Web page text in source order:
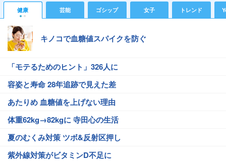
健康 芸能 ゴシップ 女子 トレンド
キノコで血糖値スパイクを防ぐ
「モテるためのヒント」326人に
容姿と寿命 28年追跡で見えた差
あたりめ 血糖値を上げない理由
体重62kg→82kgに 寺田心の生活
夏のむくみ対策 ツボ&反射区押し
紫外線対策がビタミンD不足に